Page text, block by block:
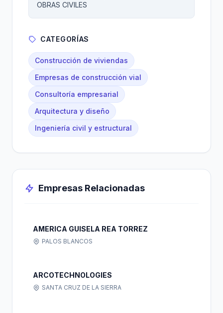
OBRAS CIVILES
CATEGORÍAS
Construcción de viviendas
Empresas de construcción vial
Consultoría empresarial
Arquitectura y diseño
Ingeniería civil y estructural
Empresas Relacionadas
AMERICA GUISELA REA TORREZ
PALOS BLANCOS
ARCOTECHNOLOGIES
SANTA CRUZ DE LA SIERRA